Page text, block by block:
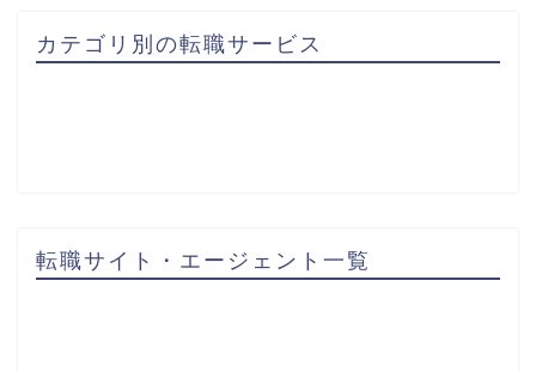
カテゴリ別の転職サービス
転職サイト・エージェント一覧